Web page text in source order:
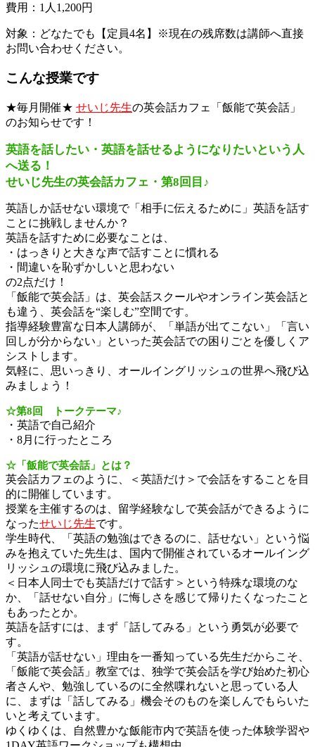
費用：1人1,200円
対象：どなたでも【定員4名】※現在の残席数は講師へ直接
お問い合わせください。
こんな授業です
★毎月開催★ せいじ先生の英会話カフェ「飯能で英会話」
のお知らせです！
英語を話したい・英語を話せるようになりたいという人
へ送る！
せいじ先生の英会話カフェ・第8回目♪
英語しか話せない環境で「相手に伝えるために」英語を話す
ことに挑戦しませんか？
英語を話すために必要なことは、
・はっきりと大きな声で話すことに慣れる
・間違いを恥ずかしいと思わない
の2点だけ！
「飯能で英会話」は、英会話スクールやオンライン英会話と
も違う、英会話を“楽しむ”空間です。
指導経験豊富な日本人講師が、「単語が出てこない」「言い
回しが分からない」といった英会話での困りごとを優しくア
シストします。
気軽に、思いっきり、オールイングリッシュの世界へ飛び込
みましょう！
☆第8回 トークテーマ♪
・英語で自己紹介
・8月に行ったところ
☆「飯能で英会話」とは？
英会話カフェのように、＜英語だけ＞で会話をすることを目
的に開催しています。
授業を主催するのは、留学経験なしで英会話ができるように
なったせいじ先生です。
学生時代、「英語の勉強はできるのに、話せない」という悩
みを抱えていた先生は、国内で開催されているオールイング
リッシュの環境に飛び込みました。
＜日本人同士でも英語だけで話す＞という特殊な環境のな
か、「話せない自分」に悔しさを感じて帰りたくなったこと
もあったとか。
英語を話すには、まず「話してみる」という勇気が必要で
す。
「英語が話せない」理由を一番知っている先生だからこそ、
「飯能で英会話」教室では、独学で英会話を学び始めた初心
者さんや、勉強しているのに全然喋れないと思っている人
に、まずは「話してみる」機会そのものを楽しんでもらいた
いと考えています。
ゆくゆくは、自然豊かな飯能市内で英語を使った体験学習や